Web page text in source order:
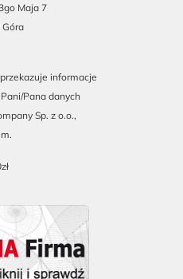
Maja 7
informacje
Pana danych
Sp. z o.o.,